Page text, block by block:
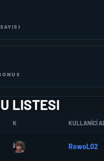
LISTESI
K KULLANICI
RowoL02